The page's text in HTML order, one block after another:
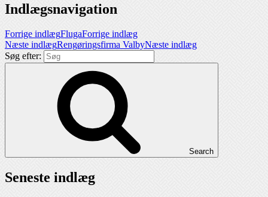
Indlægsnavigation
Forrige indlægFlugaForrige indlæg
Næste indlægRengøringsfirma ValbyNæste indlæg
Søg efter:
Search
Seneste indlæg